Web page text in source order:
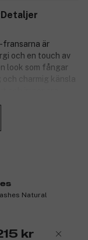
Detaljer
fransarna är
och en touch av
look som fångar
charmig känsla
är utformade
naturliga
– fransarna
Natural
kr